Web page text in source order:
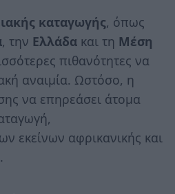
καταγωγής, όπως
, την Ελλάδα και τη Μέση
πιθανότητες να
αναιμία. Ωστόσο, η
να επηρεάσει άτομα
εκείνων αφρικανικής και